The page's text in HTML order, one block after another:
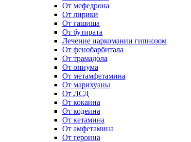
От мефедрона
От лирики
От гашиша
От бутирата
Лечение наркомании гипнозом
От фенобарбитала
От трамадола
От опиума
От метамфетамина
От марихуаны
От ЛСД
От кокаина
От кодеина
От кетамина
От амфетамина
От героина